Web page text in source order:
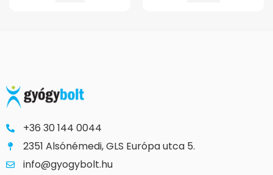
+36 30 144 0044
2351 Alsónémedi, GLS Európa utca 5.
info@gyogybolt.hu